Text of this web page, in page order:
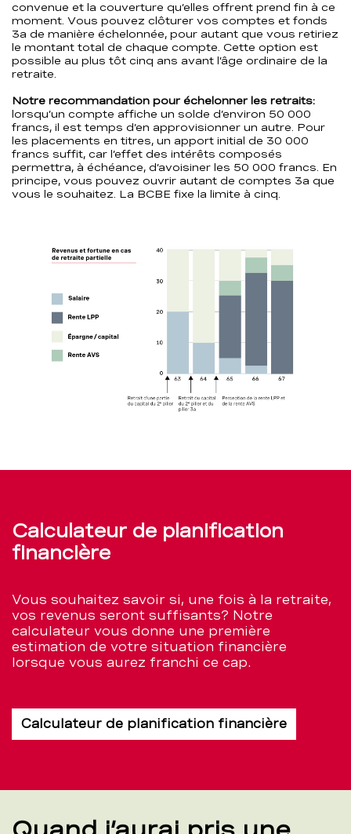
convenue et la couverture qu’elles offrent prend fin à ce
moment. Vous pouvez clôturer vos comptes et fonds
3a de manière échelonnée, pour autant que vous retiriez
le montant total de chaque compte. Cette option est
possible au plus tôt cinq ans avant l’âge ordinaire de la
retraite.
Notre recommandation pour échelonner les retraits:
lorsqu’un compte affiche un solde d’environ 50 000
francs, il est temps d’en approvisionner un autre. Pour
les placements en titres, un apport initial de 30 000
francs suffit, car l’effet des intérêts composés
permettra, à échéance, d’avoisiner les 50 000 francs. En
principe, vous pouvez ouvrir autant de comptes 3a que
vous le souhaitez. La BCBE fixe la limite à cinq.
Calculateur de planification
financière
Vous souhaitez savoir si, une fois à la retraite,
vos revenus seront suffisants? Notre
calculateur vous donne une première
estimation de votre situation financière
lorsque vous aurez franchi ce cap.
Calculateur de planification financière